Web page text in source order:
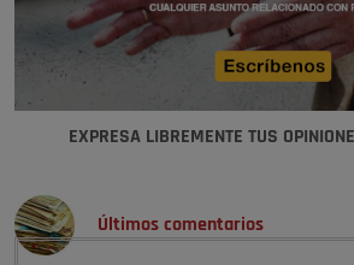
EXPRESA LIBREMENTE TUS
Últimos comentarios